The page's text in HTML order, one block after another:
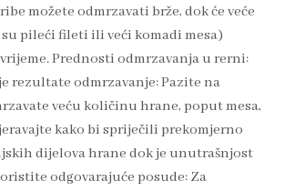
možete odmrzavati brže, dok će veće
pileći fileti ili veći komadi mesa)
Prednosti odmrzavanja u rerni:
rezultate odmrzavanje: Pazite na
veću količinu hrane, poput mesa,
kako bi spriječili prekomjerno
dijelova hrane dok je unutrašnjost
odgovarajuće posude: Za